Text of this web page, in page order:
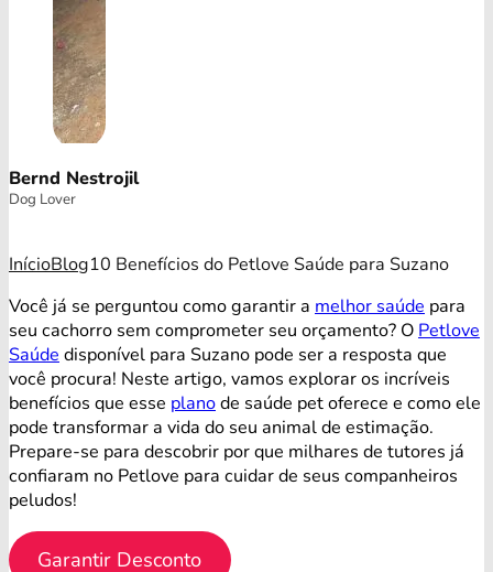
Bernd Nestrojil
Dog Lover
InícioBlog10 Benefícios do Petlove Saúde para Suzano
Você já se perguntou como garantir a melhor saúde para
seu cachorro sem comprometer seu orçamento? O Petlove
Saúde disponível para Suzano pode ser a resposta que
você procura! Neste artigo, vamos explorar os incríveis
benefícios que esse planode saúde pet oferece e como ele
pode transformar a vida do seu animal de estimação.
Prepare-se para descobrir por que milhares de tutores já
confiaram no Petlove para cuidar de seus companheiros
peludos!
Garantir Desconto